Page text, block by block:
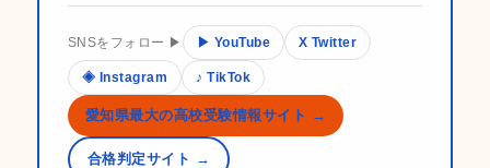
SNSをフォロー ▶ ▶ YouTube X Twitter
◈ Instagram ♪ TikTok
愛知県最大の高校受験情報サイト →
合格判定サイト →